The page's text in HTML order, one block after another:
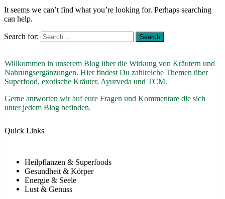
It seems we can’t find what you’re looking for. Perhaps searching
can help.
Search for:
Willkommen in unserem Blog über die Wirkung von Kräutern und
Nahrungsergänzungen. Hier findest Du zahlreiche Themen über
Superfood, exotische Kräuter, Ayurveda und TCM.
Gerne antworten wir auf eure Fragen und Kommentare die sich
unter jedem Blog befinden.
Quick Links
Heilpflanzen & Superfoods
Gesundheit & Körper
Energie & Seele
Lust & Genuss